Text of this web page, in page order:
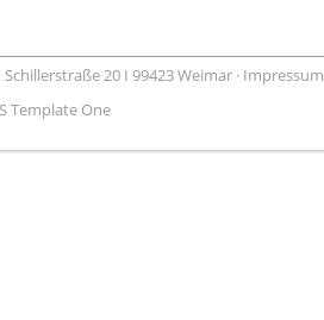
Schillerstraße 20 I 99423 Weimar Impressum
Template One